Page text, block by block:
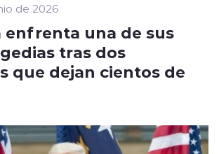
de 2026
enfrenta una de sus
tras dos
que dejan cientos de